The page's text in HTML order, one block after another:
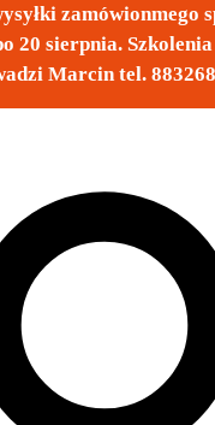
zamówionmego
20 sierpnia.
Marcin tel.